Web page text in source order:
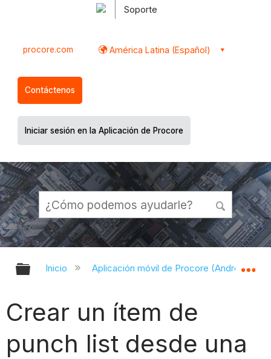
Soporte
procore.com América Latina (Español)
Contáctenos
Iniciar sesión en la Aplicación de Procore
Expandir/contraer jerarquía global
Inicio Aplicación móvil de Procore (Android)
Crear un ítem de
punch list desde una